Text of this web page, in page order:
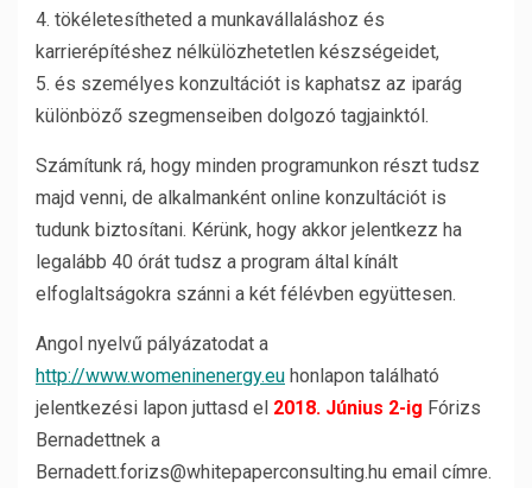
4. tökéletesítheted a munkavállaláshoz és
karrierépítéshez nélkülözhetetlen készségeidet,
5. és személyes konzultációt is kaphatsz az iparág
különböző szegmenseiben dolgozó tagjainktól.
Számítunk rá, hogy minden programunkon részt tudsz
majd venni, de alkalmanként online konzultációt is
tudunk biztosítani. Kérünk, hogy akkor jelentkezz ha
legalább 40 órát tudsz a program által kínált
elfoglaltságokra szánni a két félévben együttesen.
Angol nyelvű pályázatodat a
http://www.womeninenergy.eu honlapon található
jelentkezési lapon juttasd el 2018. Június 2-ig Fórizs
Bernadettnek a
Bernadett.forizs@whitepaperconsulting.hu email címre.